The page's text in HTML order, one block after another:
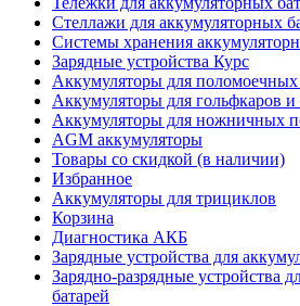
Стеллажи для аккумуляторных
Системы хранения
Зарядные устройства Курс
Аккумуляторы для
Аккумуляторы для гольфкаров и
Аккумуляторы для ножничных
AGM аккумуляторы
Товары со скидкой (в наличии)
Избранное
Аккумуляторы для трициклов
Корзина
Диагностика АКБ
Зарядные устройства для
Зарядно-разрядные устройства
батарей